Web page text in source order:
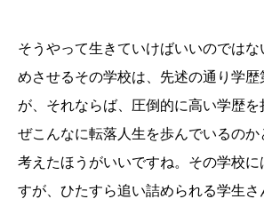
そうやって生きていけばいいのでは
めさせるその学校は、先述の通り学歴
が、それならば、圧倒的に高い学歴
ぜこんなに転落人生を歩んでいるのか
考えたほうがいいですね。その学校
すが、ひたすら追い詰められる学生さ